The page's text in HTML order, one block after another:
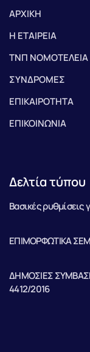
ΑΡΧΙΚΗ
Η ΕΤΑΙΡΕΙΑ
ΤΝΠ ΝΟΜΟΤΕΛΕΙΑ
ΣΥΝΔΡΟΜΕΣ
ΕΠΙΚΑΙΡΟΤΗΤΑ
ΕΠΙΚΟΙΝΩΝΙΑ
Δελτία τύπου
Βασικές ρυθμίσεις
ΕΠΙΜΟΡΦΩΤΙΚΑ
ΔΗΜΟΣΙΕΣ
4412/2016